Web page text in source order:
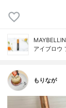
アイブロウ
もりなが